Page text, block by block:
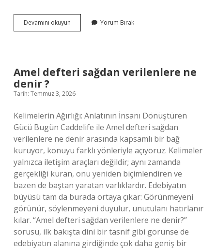
Devamını okuyun
açılımı
Yorum Bırak
Amel defteri sağdan verilenlere ne
denir ?
Tarih: Temmuz 3, 2026
Kelimelerin Ağırlığı: Anlatının İnsanı Dönüştüren
Gücü Bugün Caddelife ile Amel defteri sağdan
verilenlere ne denir arasında kapsamlı bir bağ
kuruyor, konuyu farklı yönleriyle açıyoruz. Kelimeler
yalnızca iletişim araçları değildir; aynı zamanda
gerçekliği kuran, onu yeniden biçimlendiren ve
bazen de baştan yaratan varlıklardır. Edebiyatın
büyüsü tam da burada ortaya çıkar: Görünmeyeni
görünür, söylenmeyeni duyulur, unutulanı hatırlanır
kılar. “Amel defteri sağdan verilenlere ne denir?”
sorusu, ilk bakışta dini bir tasnif gibi görünse de
edebiyatın alanına girdiğinde çok daha geniş bir